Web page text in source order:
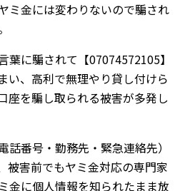
ミ金には変わりないので騙され
葉に騙されて【07074572105】
い、高利で無理やり貸し付けら
座を騙し取られる被害が多発し
話番号・勤務先・緊急連絡先）
被害前でもヤミ金対応の専門家
金に個人情報を知られたまま放